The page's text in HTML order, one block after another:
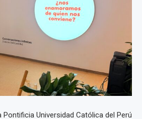
Pontificia Universidad Católica del Perú